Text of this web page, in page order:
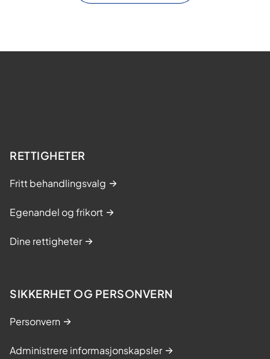
RETTIGHETER
Fritt behandlingsvalg
Egenandel og frikort
Dine rettigheter
SIKKERHET OG PERSONVERN
Personvern
Administrere informasjonskapsler